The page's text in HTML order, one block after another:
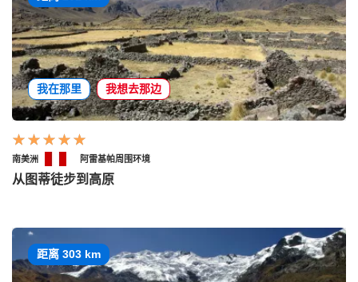
我在那里 我想去那边
南美洲 阿雷基帕周围环境
从图蒂徒步到高原
距离 303 km